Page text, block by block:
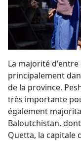
La majorité d'entre
principalement
de la province,
très importante
également
Baloutchistan,
Quetta, la capitale